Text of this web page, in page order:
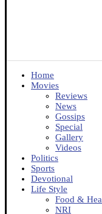
Home
Movies
Reviews
News
Gossips
Special
Gallery
Videos
Politics
Sports
Devotional
Life Style
Food &
NRI